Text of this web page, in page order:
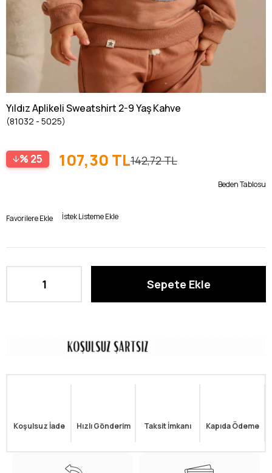
Yıldız Aplikeli Sweatshirt 2-9 Yaş Kahve
(81032 - 5025)
25 142,72 TL
107,30 TL
Beden Tablosu
Favorilere Ekle İstek Listeme Ekle
Koşulsuz İade Hızlı Gönderim Taksit İmkanı Kapıda Ödeme